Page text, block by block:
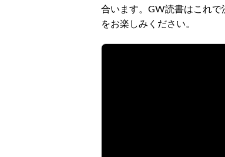
合います。GW読書はこれ
をお楽しみください。